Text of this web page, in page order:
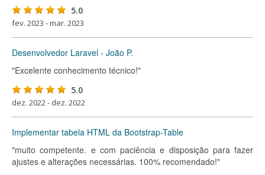
5.0
fev. 2023 - mar. 2023
Desenvolvedor Laravel - João P.
"Excelente conhecimento técnico!"
5.0
dez. 2022 - dez. 2022
Implementar tabela HTML da Bootstrap-Table
"muito competente. e com paciência e disposição para fazer
ajustes e alterações necessárias. 100% recomendado!"